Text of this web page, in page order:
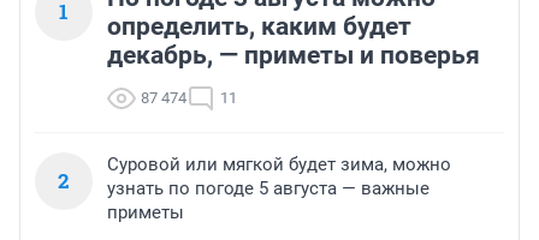
1
определить, каким будет
декабрь, — приметы и поверья
87 474 11
2
Суровой или мягкой будет зима, можно
узнать по погоде 5 августа — важные
приметы